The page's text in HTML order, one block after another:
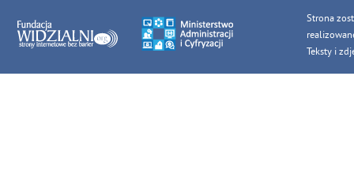
Strona
Teksty i